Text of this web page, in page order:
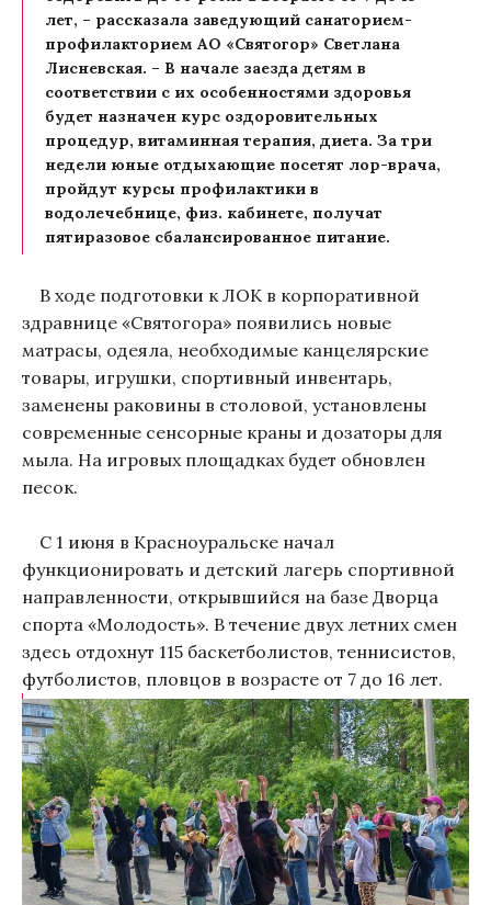
лет, – рассказала заведующий санаторием-
профилакторием АО «Святогор» Светлана
Лисневская. – В начале заезда детям в
соответствии с их особенностями здоровья
будет назначен курс оздоровительных
процедур, витаминная терапия, диета. За три
недели юные отдыхающие посетят лор-врача,
пройдут курсы профилактики в
водолечебнице, физ. кабинете, получат
пятиразовое сбалансированное питание.
В ходе подготовки к ЛОК в корпоративной
здравнице «Святогора» появились новые
матрасы, одеяла, необходимые канцелярские
товары, игрушки, спортивный инвентарь,
заменены раковины в столовой, установлены
современные сенсорные краны и дозаторы для
мыла. На игровых площадках будет обновлен
песок.
С 1 июня в Красноуральске начал
функционировать и детский лагерь спортивной
направленности, открывшийся на базе Дворца
спорта «Молодость». В течение двух летних смен
здесь отдохнут 115 баскетболистов, теннисистов,
футболистов, пловцов в возрасте от 7 до 16 лет.